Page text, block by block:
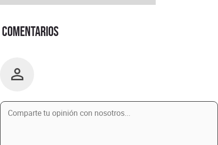
Comentarios